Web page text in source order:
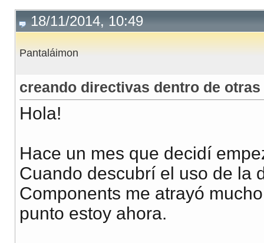
18/11/2014, 10:49
Pantaláimon
creando directivas dentro de
Hola!
Hace un mes que decidí
Cuando descubrí el uso de la
Components me atrayó
punto estoy ahora.